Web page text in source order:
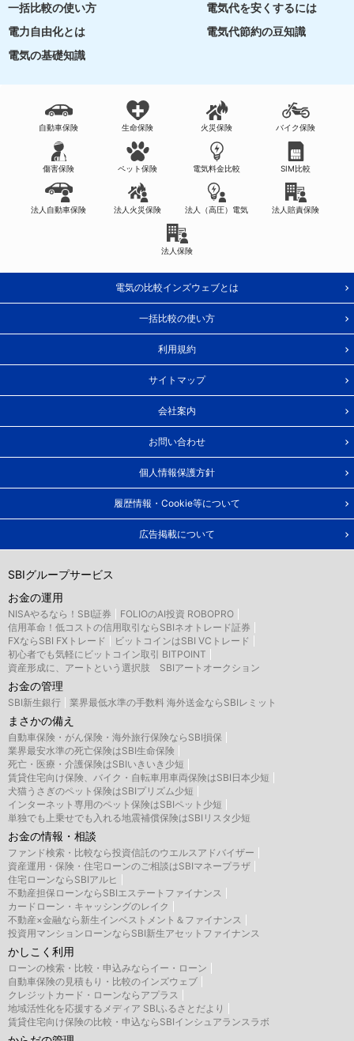
一括比較の使い方
電気代を安くするには
電力自由化とは
電気代節約の豆知識
電気の基礎知識
自動車保険 生命保険 火災保険 バイク保険
傷害保険 ペット保険 電気料金比較 SIM比較
法人自動車保険 法人火災保険 法人（高圧）電気 法人賠責保険
法人保険
電気の比較インズウェブとは
一括比較の使い方
利用規約
サイトマップ
会社案内
お問い合わせ
個人情報保護方針
履歴情報・Cookie等について
広告掲載について
SBIグループサービス
お金の運用
NISAやるなら！SBI証券
FOLIOのAI投資 ROBOPRO
信用革命！低コストの信用取引ならSBIネオトレード証券
FXならSBI FXトレード
ビットコインはSBI VCトレード
初心者でも気軽にビットコイン取引 BITPOINT
資産形成に、アートという選択肢 SBIアートオークション
お金の管理
SBI新生銀行 業界最低水準の手数料 海外送金ならSBIレミット
まさかの備え
自動車保険・がん保険・海外旅行保険ならSBI損保
業界最安水準の死亡保険はSBI生命保険
死亡・医療・介護保険はSBIいきいき少短
賃貸住宅向け保険、バイク・自転車用車両保険はSBI日本少短
犬猫うさぎのペット保険はSBIプリズム少短
インターネット専用のペット保険はSBIペット少短
単独でも上乗せでも入れる地震補償保険はSBIリスタ少短
お金の情報・相談
ファンド検索・比較なら投資信託のウエルスアドバイザー
資産運用・保険・住宅ローンのご相談はSBIマネープラザ
住宅ローンならSBIアルヒ
不動産担保ローンならSBIエステートファイナンス
カードローン・キャッシングのレイク
不動産×金融なら新生インベストメント＆ファイナンス
投資用マンションローンならSBI新生アセットファイナンス
かしこく利用
ローンの検索・比較・申込みならイー・ローン
自動車保険の見積もり・比較のインズウェブ
クレジットカード・ローンならアプラス
地域活性化を応援するメディア SBIふるさとだより
賃貸住宅向け保険の比較・申込ならSBIインシュアランスラボ